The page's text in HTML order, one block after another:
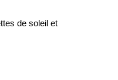
de soleil et